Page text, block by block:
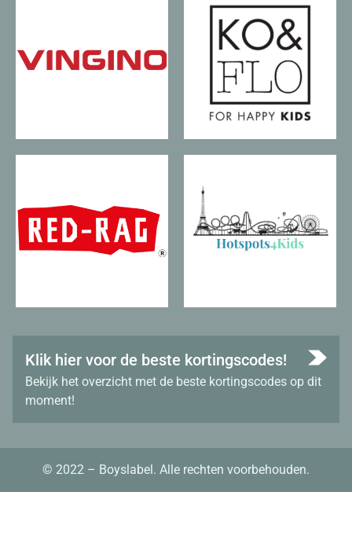
Klik hier voor de beste kortingscodes!
Bekijk het overzicht met de beste kortingscodes op dit
moment!
© 2022 – Boyslabel. Alle rechten voorbehouden.